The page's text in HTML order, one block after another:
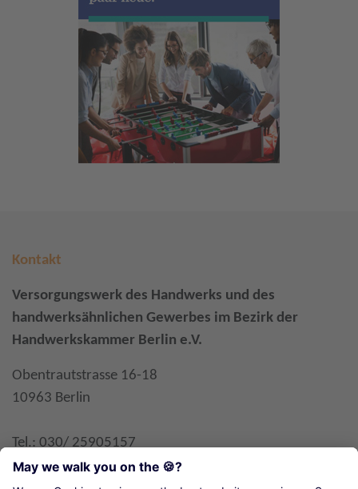
Kontakt
Versorgungswerk des Handwerks und des
handwerksähnlichen Gewerbes im Bezirk der
Handwerkskammer Berlin e.V.
Obentrautstrasse 16-18
10963 Berlin
Tel.: 030/ 25905157
Fax: 030/ 25905100